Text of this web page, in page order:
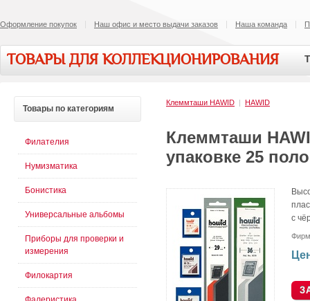
Оформление покупок Наш офис и место выдачи заказов Наша команда
ТОВАРЫ ДЛЯ КОЛЛЕКЦИОНИРОВАНИЯ
Клеммташи HAWID | HAWID
Клеммташи
упаковке 25
с
Товары по категориям
Филателия
Нумизматика
Бонистика
Универсальные альбомы
Приборы для проверки и
измерения
Филокартия